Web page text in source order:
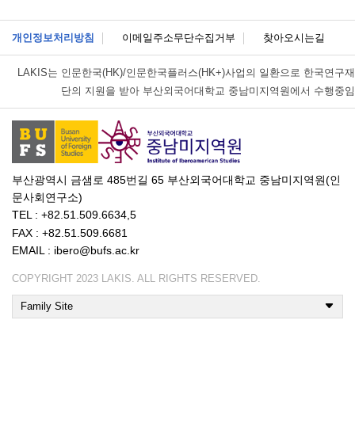
개인정보처리방침 이메일주소무단수집거부 찾아오시는길
LAKIS는 인문한국(HK)/인문한국플러스(HK+)사업의 일환으로 한국연구재
단의 지원을 받아 부산외국어대학교 중남미지역원에서 수행중임
부산광역시 금샘로 485번길 65 부산외국어대학교 중남미지역원(인
문사회연구소)
TEL : +82.51.509.6634,5
FAX : +82.51.509.6681
EMAIL : ibero@bufs.ac.kr
COPYRIGHT 2023 LAKIS. ALL RIGHTS RESERVED.
Family Site